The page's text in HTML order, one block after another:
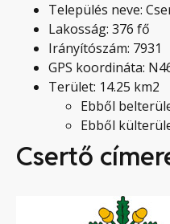
Település neve:
Lakosság: 376 fő
Irányítószám: 7931
GPS koordináta:
Terület: 14.25 km2
Ebből
Ebből
Csertő